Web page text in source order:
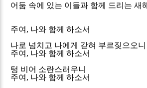
어둠 속에 있는 이들과 함께 드리는 새
주여 , 나와 함께 하소서
나로 넘치고 나에게 갇혀 부르짖으오니
주여 , 나와 함께 하소서
텅 비어 소란스러우니
주여 , 나와 함께 하소서
Sketchbook5, 스케치
Sketchbook5, 스케치